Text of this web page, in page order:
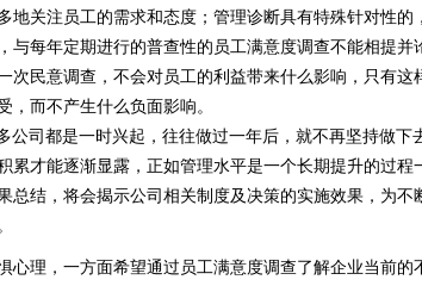
地关注员工的需求和态度；管理诊断具有特殊针对性的
与每年定期进行的普查性的员工满意度调查不能相提并
次民意调查，不会对员工的利益带来什么影响，只有这
，而不产生什么负面影响。
司都是一时兴起，往往做过一年后，就不再坚持做下
累才能逐渐显露，正如管理水平是一个长期提升的过程
总结，将会揭示公司相关制度及决策的实施效果，为不
心理，一方面希望通过员工满意度调查了解企业当前的